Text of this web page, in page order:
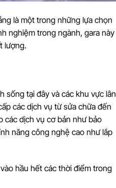
là một trong những lựa chọn
nghiệm trong ngành, gara này
lượng.
sống tại đây và các khu vực lân
các dịch vụ từ sửa chữa đến
các dịch vụ cơ bản như bảo
năng công nghệ cao như lắp
hầu hết các thời điểm trong